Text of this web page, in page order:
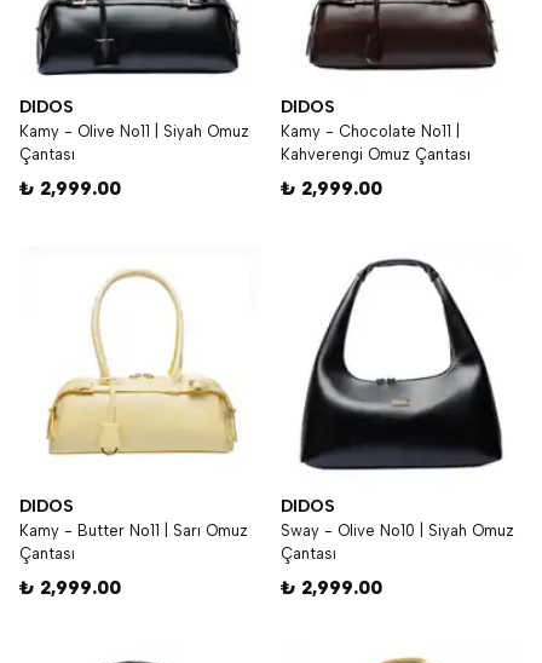
DIDOS
Kamy - Olive No11 | Siyah Omuz
Çantası
₺ 2,999.00
DIDOS
Kamy - Chocolate No11 |
Kahverengi Omuz Çantası
₺ 2,999.00
DIDOS
Kamy - Butter No11 | Sarı Omuz
Çantası
₺ 2,999.00
DIDOS
Sway - Olive No10 | Siyah Omuz
Çantası
₺ 2,999.00